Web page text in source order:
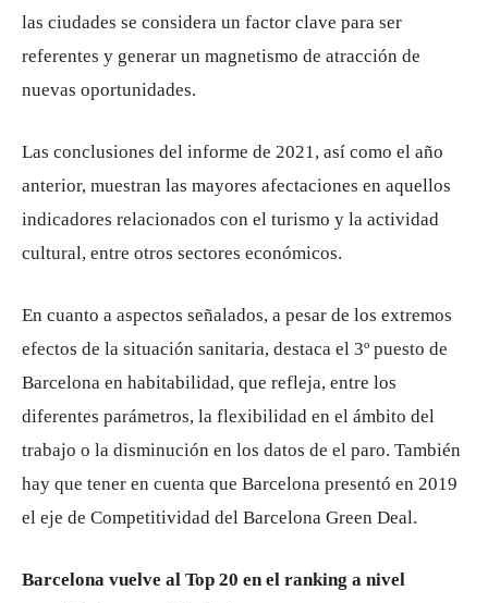
las ciudades se considera un factor clave para ser
referentes y generar un magnetismo de atracción de
nuevas oportunidades.
Las conclusiones del informe de 2021, así como el año
anterior, muestran las mayores afectaciones en aquellos
indicadores relacionados con el turismo y la actividad
cultural, entre otros sectores económicos.
En cuanto a aspectos señalados, a pesar de los extremos
efectos de la situación sanitaria, destaca el 3º puesto de
Barcelona en habitabilidad, que refleja, entre los
diferentes parámetros, la flexibilidad en el ámbito del
trabajo o la disminución en los datos de el paro. También
hay que tener en cuenta que Barcelona presentó en 2019
el eje de Competitividad del Barcelona Green Deal.
Barcelona vuelve al Top 20 en el ranking a nivel